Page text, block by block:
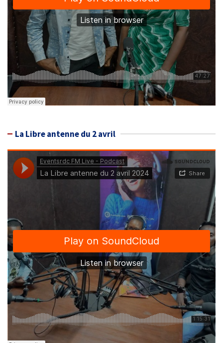
La Libre antenne du 2 avril